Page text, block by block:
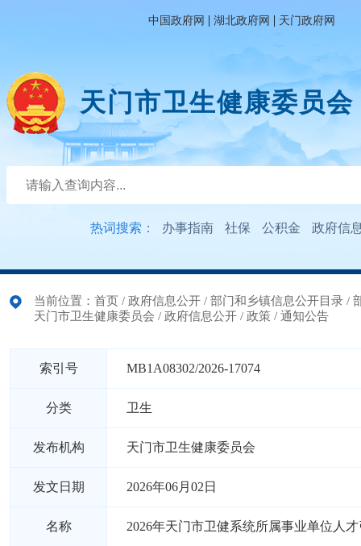
中国政府网 | 湖北政府网 | 天门政府网
天门市卫生健康委员会
热词搜索： 办事指南 社保 公积金 政府信
当前位置： 首页 / 政府信息公开 / 部门和乡镇信息公开目录 /
天门市卫生健康委员会 / 政府信息公开 / 政策 / 通知公告
索引号 MB1A08302/2026-17074
分类 卫生
发布机构 天门市卫生健康委员会
发文日期 2026年06月02日
名称 2026年天门市卫健系统所属事业单位人